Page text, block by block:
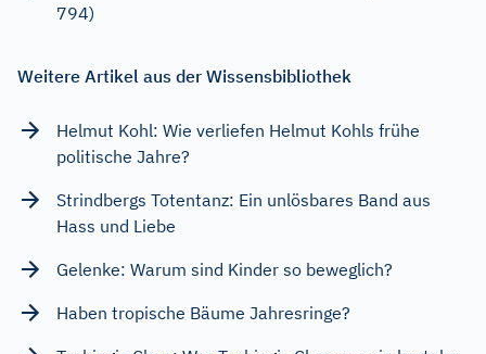
794)
Weitere Artikel aus der Wissensbibliothek
Helmut Kohl: Wie verliefen Helmut Kohls frühe
politische Jahre?
Strindbergs Totentanz: Ein unlösbares Band aus
Hass und Liebe
Gelenke: Warum sind Kinder so beweglich?
Haben tropische Bäume Jahresringe?